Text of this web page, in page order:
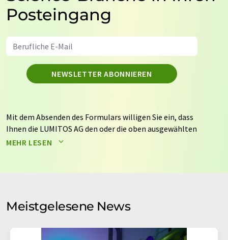
Posteingang
NEWSLETTER ABONNIEREN
Mit dem Absenden des Formulars willigen Sie ein, dass
Ihnen die LUMITOS AG den oder die oben ausgewählten
Newsletter per E-Mail zusendet. Ihre Daten werden
auf Basis unsererDatenschutzerklärung. LUMITOS darf
Meinungsforschung per E-Mail kontaktieren. Ihre
Einwilligung können Sie jederzeit ohne Angabe von
Str. 2, 12489 Berlin oder per E-Mail unter
MEHR LESEN
Meistgelesene News